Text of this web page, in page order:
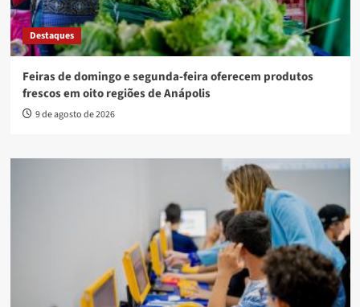
Destaques
Feiras de domingo e segunda-feira oferecem produtos
frescos em oito regiões de Anápolis
9 de agosto de 2026